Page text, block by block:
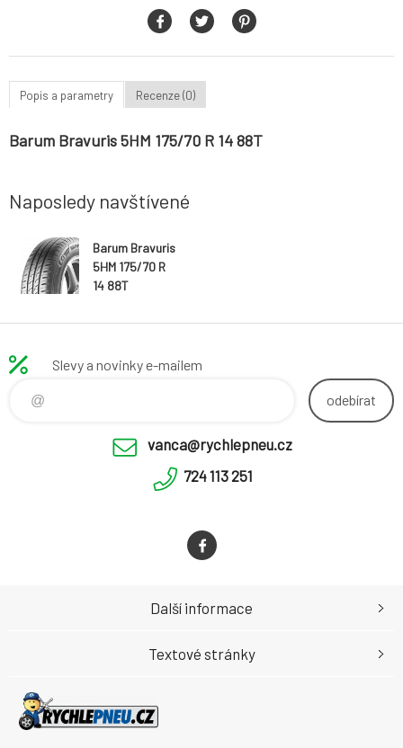
Popis a parametry Recenze (0)
Barum Bravuris 5HM 175/70 R 14 88T
Naposledy navštívené
Barum Bravuris
5HM 175/70 R
14 88T
Slevy a novinky e-mailem
odebírat
vanca@rychlepneu.cz
724 113 251
Další informace
Textové stránky